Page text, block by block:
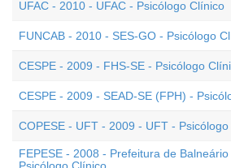
UFAC - 2010 - UFAC - Psicólogo Clínico
FUNCAB - 2010 - SES-GO - Psicólogo
CESPE - 2009 - FHS-SE - Psicólogo
CESPE - 2009 - SEAD-SE (FPH) -
COPESE - UFT - 2009 - UFT -
FEPESE - 2008 - Prefeitura de